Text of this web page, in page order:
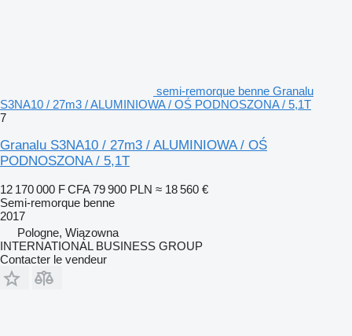
semi-remorque benne Granalu
S3NA10 / 27m3 / ALUMINIOWA / OŚ PODNOSZONA / 5,1T
7
Granalu S3NA10 / 27m3 / ALUMINIOWA / OŚ
PODNOSZONA / 5,1T
12 170 000 F CFA 79 900 PLN ≈ 18 560 €
Semi-remorque benne
2017
Pologne, Wiązowna
INTERNATIONAL BUSINESS GROUP
Contacter le vendeur